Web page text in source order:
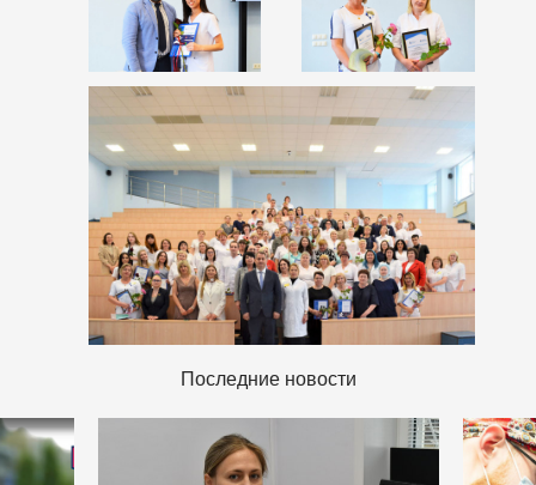
Последние новости